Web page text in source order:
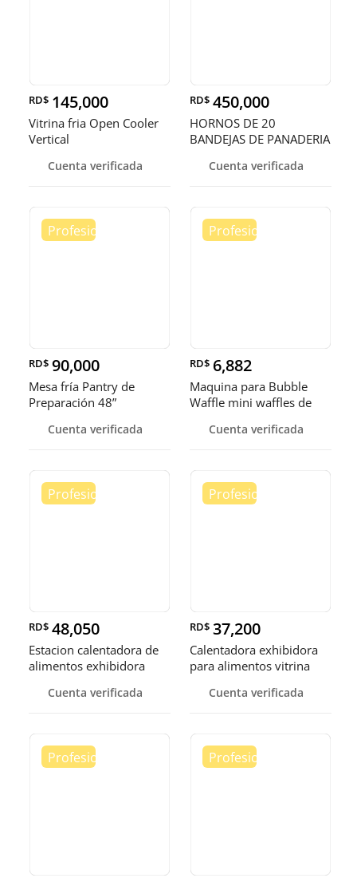
RD$ 145,000
Vitrina fria Open Cooler
Vertical
Cuenta verificada
RD$ 450,000
HORNOS DE 20
BANDEJAS DE PANADERIA
Cuenta verificada
RD$ 90,000
Mesa fría Pantry de
Preparación 48”
Cuenta verificada
RD$ 6,882
Maquina para Bubble
Waffle mini waffles de
Cuenta verificada
RD$ 48,050
Estacion calentadora de
alimentos exhibidora
Cuenta verificada
RD$ 37,200
Calentadora exhibidora
para alimentos vitrina
Cuenta verificada